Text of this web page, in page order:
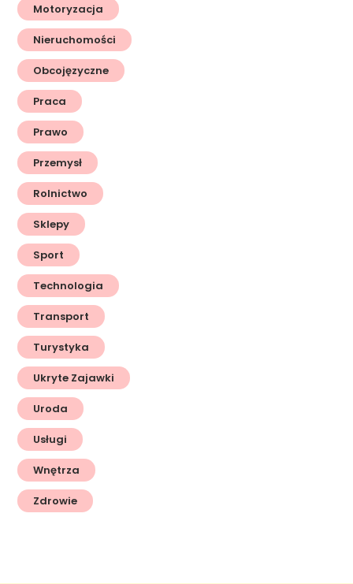
Motoryzacja
Nieruchomości
Obcojęzyczne
Praca
Prawo
Przemysł
Rolnictwo
Sklepy
Sport
Technologia
Transport
Turystyka
Ukryte Zajawki
Uroda
Usługi
Wnętrza
Zdrowie